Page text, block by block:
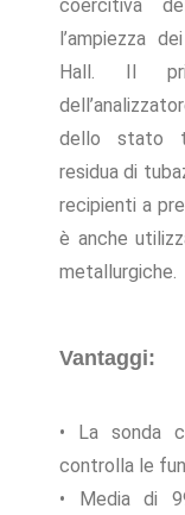
coercitiva
l’ampiezza
Hall. Il
dello stato
residua di
recipienti a
è anche
metallurgiche.
Vantaggi:
• La sonda
controlla le
• Media di